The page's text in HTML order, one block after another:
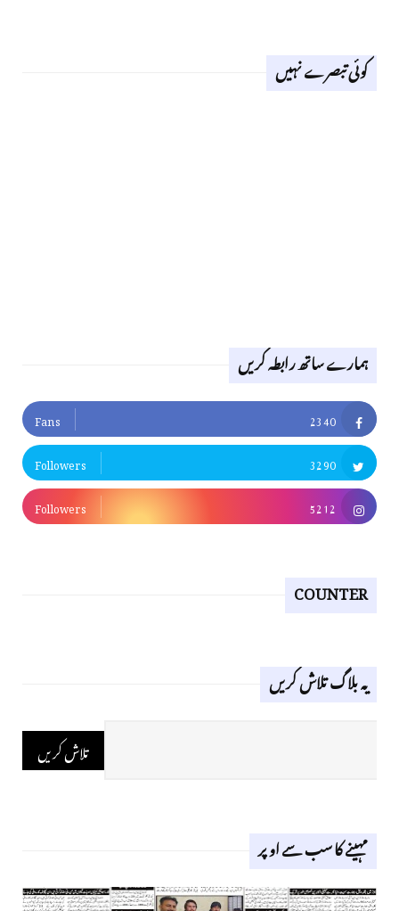
کوئی تبصرے نہیں
ہمارے ساتھ رابطہ کریں
2340
Fans
3290
Followers
5212
Followers
COUNTER
یہ بلاگ تلاش کریں
مہینے کا سب سے اوپر